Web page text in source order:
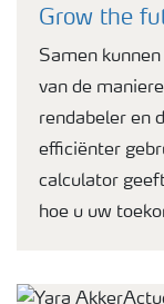
Grow the
Samen
van de
rendabeler en
efficiënter
calculator
hoe u uw